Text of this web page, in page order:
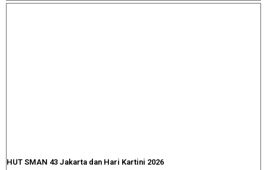
HUT SMAN 43 Jakarta dan Hari Kartini 2026